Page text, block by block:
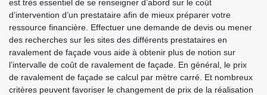
est très essentiel de se renseigner d’abord sur le coût
d’intervention d’un prestataire afin de mieux préparer votre
ressource financière. Effectuer une demande de devis ou mener
des recherches sur les sites des différents prestataires en
ravalement de façade vous aide à obtenir plus de notion sur
l’intervalle de coût de ravalement de façade. En général, le prix
de ravalement de façade se calcul par mètre carré. Et nombreux
critères peuvent favoriser le changement de prix de la réalisation